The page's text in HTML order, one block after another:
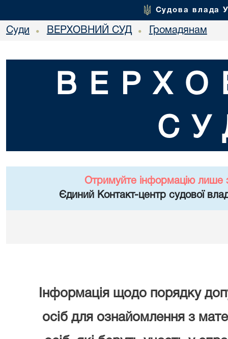
Судова влада
Суди • ВЕРХОВНИЙ СУД • Громадянам
Отримуйте інформацію лише
Єдиний Контакт-центр судової
Інформація щодо порядку
осіб для ознайомлення з